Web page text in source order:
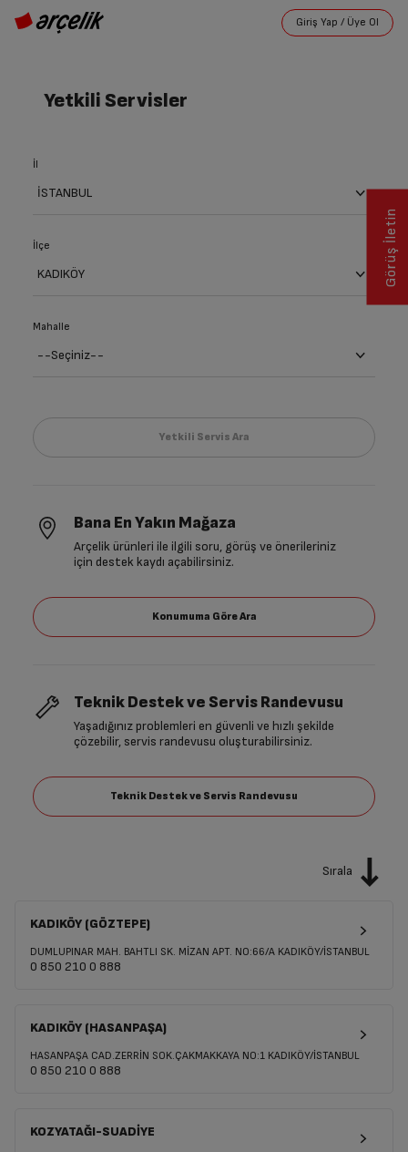
Yetkili Servisler
İl
İlçe
Mahalle
Bana En Yakın Mağaza
Arçelik ürünleri ile ilgili soru, görüş ve önerileriniz
için destek kaydı açabilirsiniz.
Teknik Destek ve Servis Randevusu
Yaşadığınız problemleri en güvenli ve hızlı şekilde
çözebilir, servis randevusu oluşturabilirsiniz.
Sırala
KADIKÖY (GÖZTEPE)
DUMLUPINAR MAH. BAHTLI SK. MİZAN APT. NO:66/A KADIKÖY/İSTANBUL
0 850 210 0 888
KADIKÖY (HASANPAŞA)
HASANPAŞA CAD.ZERRİN SOK.ÇAKMAKKAYA NO:1 KADIKÖY/İSTANBUL
0 850 210 0 888
KOZYATAĞI-SUADİYE
Görüş İletin